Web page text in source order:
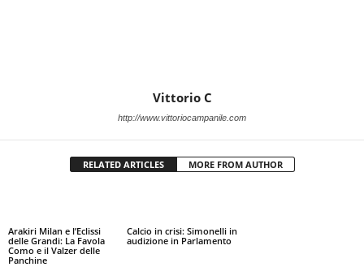
Vittorio C
http://www.vittoriocampanile.com
RELATED ARTICLES MORE FROM AUTHOR
Arakiri Milan e l’Eclissi
delle Grandi: La Favola
Como e il Valzer delle
Panchine
Calcio in crisi: Simonelli in
audizione in Parlamento